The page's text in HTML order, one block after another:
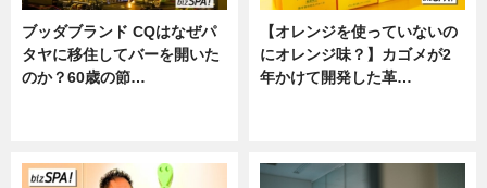
ブッダブランド CQはなぜパ
タヤに移住してバーを開いた
のか？60歳の節…
【オレンジを使っていないの
にオレンジ味？】カゴメが2
年かけて開発した革…